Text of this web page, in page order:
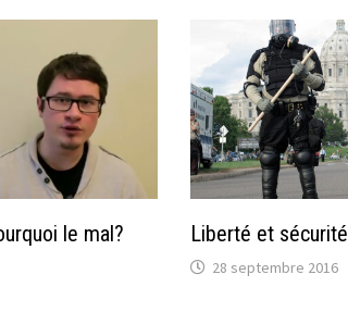
le mal? Liberté et
28 septembre 2016